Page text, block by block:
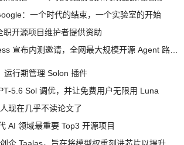
：一个时代的结束，一个实验室的开始
职开源项目维护者提供资助
运行期管理 Solon 插件
5.6 Sol 调优，并让免费用户无限用 Luna
现在几乎不读论文了
AI 领域最重要 Top3 开源项目